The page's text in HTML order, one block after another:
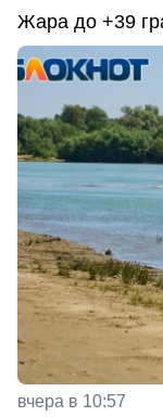
Жара до +39
вчера в 10:57